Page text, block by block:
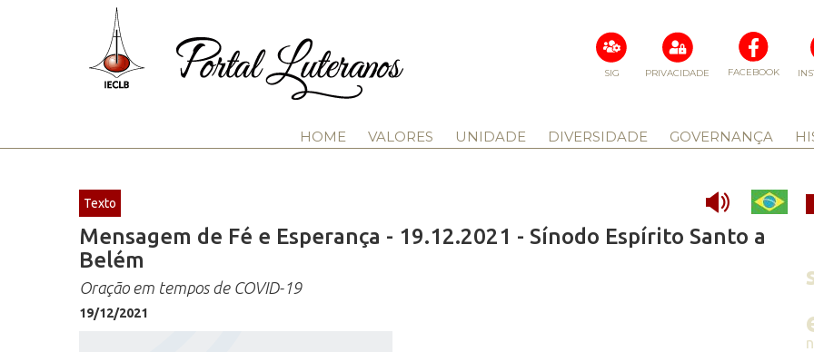
FACEBOOK
PRIVACIDADE
SIG
HOME VALORES UNIDADE DIVERSIDADE GOVERNANÇA
Texto
Mensagem de Fé e Esperança - 19.12.2021 - Sínodo Espírito Santo a
Belém
Oração em tempos de COVID-19
19/12/2021